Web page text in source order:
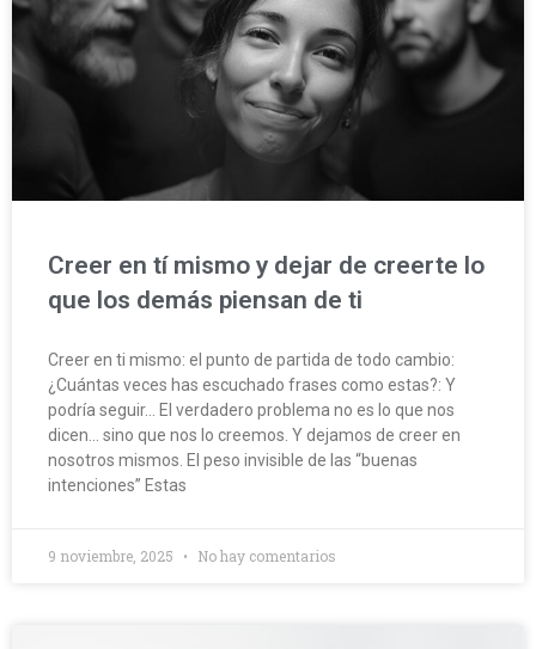
Creer en tí mismo y dejar de creerte lo
que los demás piensan de ti
Creer en ti mismo: el punto de partida de todo cambio:
¿Cuántas veces has escuchado frases como estas?: Y
podría seguir… El verdadero problema no es lo que nos
dicen… sino que nos lo creemos. Y dejamos de creer en
nosotros mismos. El peso invisible de las “buenas
intenciones” Estas
9 noviembre, 2025 No hay comentarios